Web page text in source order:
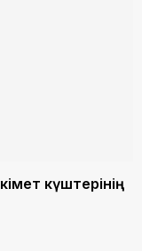
күштерінің